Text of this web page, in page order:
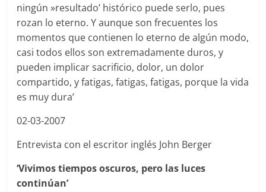
ningún »resultado’ histórico puede serlo, pues
rozan lo eterno. Y aunque son frecuentes los
momentos que contienen lo eterno de algún modo,
casi todos ellos son extremadamente duros, y
pueden implicar sacrificio, dolor, un dolor
compartido, y fatigas, fatigas, fatigas, porque la vida
es muy dura’
02-03-2007
Entrevista con el escritor inglés John Berger
‘Vivimos tiempos oscuros, pero las luces
continúan’